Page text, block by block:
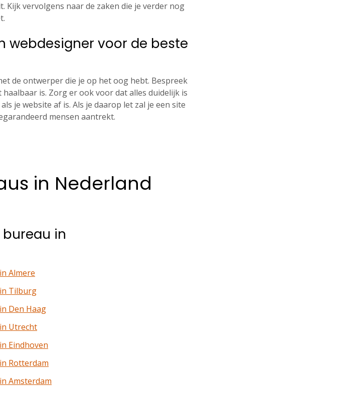
vervolgens naar de zaken die je verder nog
webdesigner voor de beste
de ontwerper die je op het oog hebt. Bespreek
is. Zorg er ook voor dat alles duidelijk is
je website af is. Als je daarop let zal je een site
mensen aantrekt.
in Nederland
in
Almere
Tilburg
Den Haag
Utrecht
Eindhoven
Rotterdam
Amsterdam